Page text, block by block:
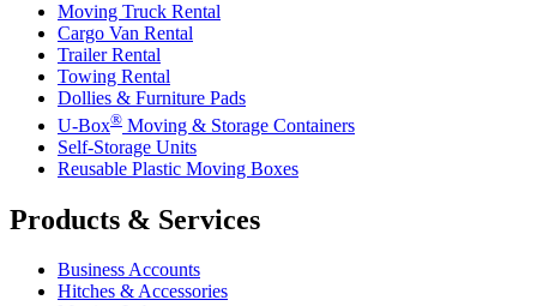
Moving Truck Rental
Cargo Van Rental
Trailer Rental
Towing Rental
Dollies & Furniture Pads
U-Box® Moving & Storage Containers
Self-Storage Units
Reusable Plastic Moving Boxes
Products & Services
Business Accounts
Hitches & Accessories